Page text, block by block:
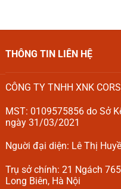
THÔNG TIN LIÊN HỆ
CÔNG TY TNHH XNK
MST: 0109575856 do Sở
ngày 31/03/2021
Nguời đại diện: Lê Thị
Trụ sở chính: 21 Ngách
Long Biên, Hà Nội